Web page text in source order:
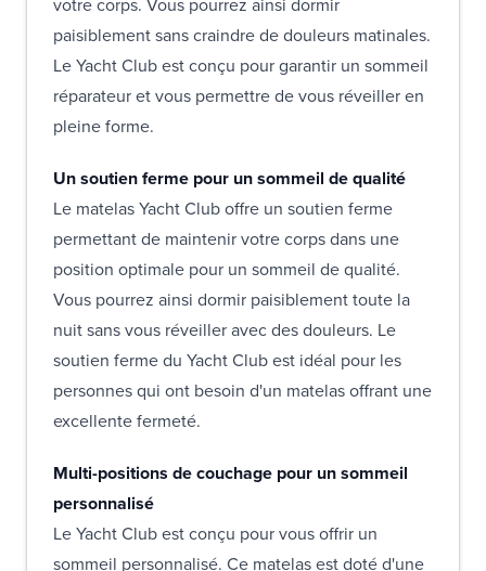
votre corps. Vous pourrez ainsi dormir
paisiblement sans craindre de douleurs matinales.
Le Yacht Club est conçu pour garantir un sommeil
réparateur et vous permettre de vous réveiller en
pleine forme.
Un soutien ferme pour un sommeil de qualité
Le matelas Yacht Club offre un soutien ferme
permettant de maintenir votre corps dans une
position optimale pour un sommeil de qualité.
Vous pourrez ainsi dormir paisiblement toute la
nuit sans vous réveiller avec des douleurs. Le
soutien ferme du Yacht Club est idéal pour les
personnes qui ont besoin d'un matelas offrant une
excellente fermeté.
Multi-positions de couchage pour un sommeil
personnalisé
Le Yacht Club est conçu pour vous offrir un
sommeil personnalisé. Ce matelas est doté d'une